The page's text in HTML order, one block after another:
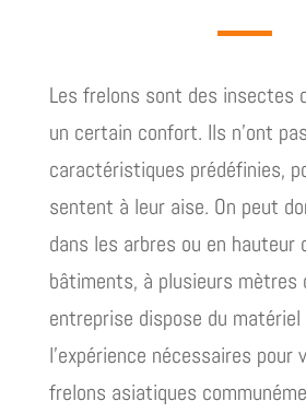
Les frelons sont des insectes
un certain confort. Ils n’ont
caractéristiques prédéfinies,
sentent à leur aise. On peut
dans les arbres ou en hauteur
bâtiments, à plusieurs mètres
entreprise dispose du
l’expérience nécessaires pour
frelons asiatiques